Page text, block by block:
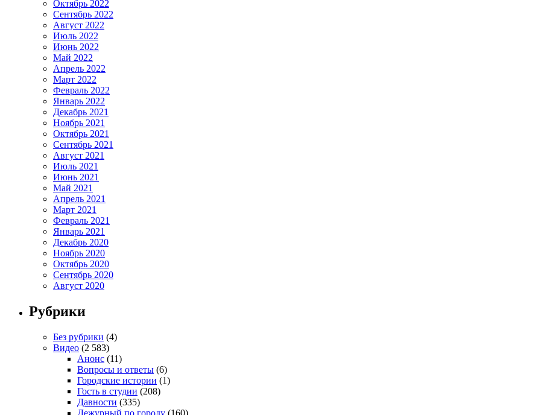
Октябрь 2022
Сентябрь 2022
Август 2022
Июль 2022
Июнь 2022
Май 2022
Апрель 2022
Март 2022
Февраль 2022
Январь 2022
Декабрь 2021
Ноябрь 2021
Октябрь 2021
Сентябрь 2021
Август 2021
Июль 2021
Июнь 2021
Май 2021
Апрель 2021
Март 2021
Февраль 2021
Январь 2021
Декабрь 2020
Ноябрь 2020
Октябрь 2020
Сентябрь 2020
Август 2020
Рубрики
Без рубрики (4)
Видео (2 583)
Анонс (11)
Вопросы и ответы (6)
Городские истории (1)
Гость в студии (208)
Давности (335)
Дежурный по городу (160)